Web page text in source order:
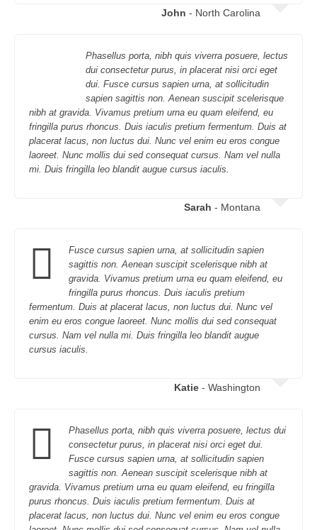
John - North Carolina
Phasellus porta, nibh quis viverra posuere, lectus
dui consectetur purus, in placerat nisi orci eget
dui. Fusce cursus sapien urna, at sollicitudin
sapien sagittis non. Aenean suscipit scelerisque
nibh at gravida. Vivamus pretium urna eu quam eleifend, eu
fringilla purus rhoncus. Duis iaculis pretium fermentum. Duis at
placerat lacus, non luctus dui. Nunc vel enim eu eros congue
laoreet. Nunc mollis dui sed consequat cursus. Nam vel nulla
mi. Duis fringilla leo blandit augue cursus iaculis.
Sarah - Montana
Fusce cursus sapien urna, at sollicitudin sapien
sagittis non. Aenean suscipit scelerisque nibh at
gravida. Vivamus pretium urna eu quam eleifend, eu
fringilla purus rhoncus. Duis iaculis pretium
fermentum. Duis at placerat lacus, non luctus dui. Nunc vel
enim eu eros congue laoreet. Nunc mollis dui sed consequat
cursus. Nam vel nulla mi. Duis fringilla leo blandit augue
cursus iaculis.
Katie - Washington
Phasellus porta, nibh quis viverra posuere, lectus dui
consectetur purus, in placerat nisi orci eget dui.
Fusce cursus sapien urna, at sollicitudin sapien
sagittis non. Aenean suscipit scelerisque nibh at
gravida. Vivamus pretium urna eu quam eleifend, eu fringilla
purus rhoncus. Duis iaculis pretium fermentum. Duis at
placerat lacus, non luctus dui. Nunc vel enim eu eros congue